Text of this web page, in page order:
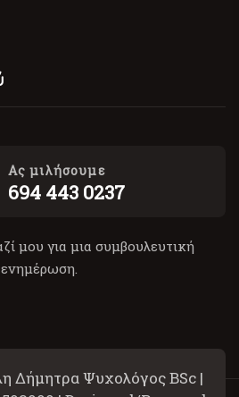
Ας μιλήσουμε
694 443 0237
μου για μια συμβουλευτική
ενημέρωση.
Δήμητρα Ψυχολόγος BSc |